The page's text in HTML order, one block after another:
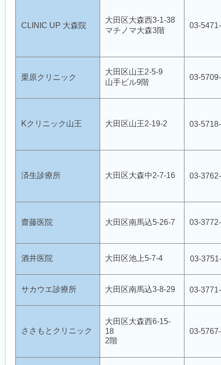
CLINIC UP 大森院
大田区大森西3-1-38
マチノマ大森3階
03-
栗原クリニック
大田区山王2-5-9
山手ビル9階
03-
Kクリニック山王 大田区山王2-19-2 03-
済生診療所 大田区大森中2-7-16 03-
齋藤医院 大田区南馬込5-26-7 03-
酒井医院 大田区池上5-7-4 03-
サカウエ診療所 大田区南馬込3-8-29 03-
ささもとクリニック
大田区大森西6-15-
18
2階
03-